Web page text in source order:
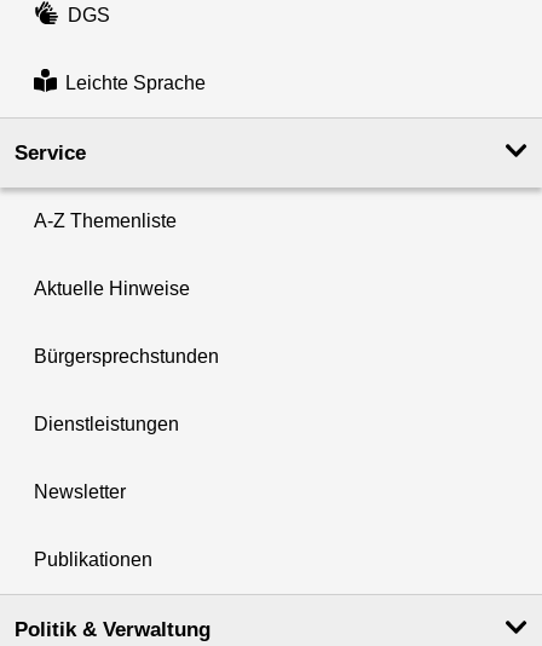
DGS
Leichte Sprache
Service
A-Z Themenliste
Aktuelle Hinweise
Bürgersprechstunden
Dienstleistungen
Newsletter
Publikationen
Politik & Verwaltung